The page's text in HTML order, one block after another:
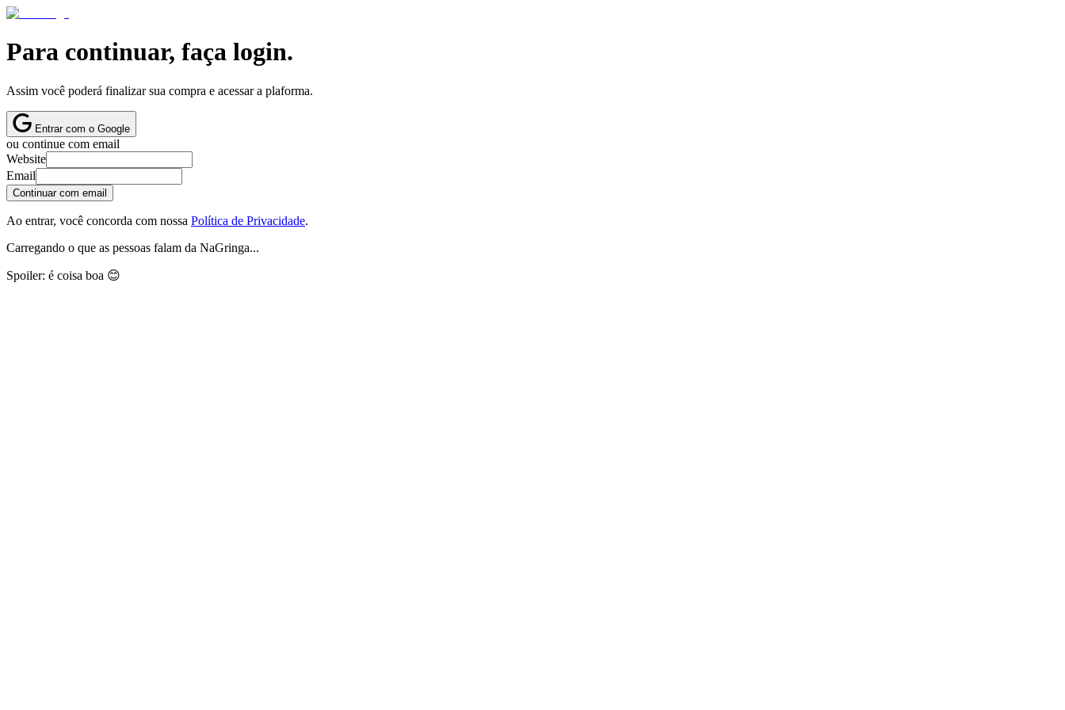
Para continuar, faça login.
Assim você poderá finalizar sua compra e acessar a plaforma.
Entrar com o Google
ou continue com email
Website
Email
Continuar com email
Ao entrar, você concorda com nossa Política de Privacidade.
Carregando o que as pessoas falam da NaGringa...
Spoiler: é coisa boa 😊